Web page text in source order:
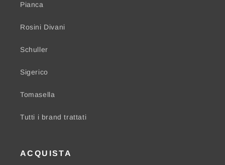
Pianca
Rosini Divani
Schuller
Sigerico
Tomasella
Tutti i brand trattati
ACQUISTA